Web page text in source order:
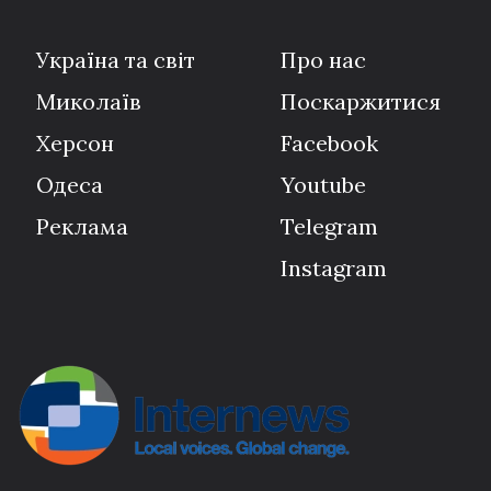
Україна та світ
Миколаїв
Херсон
Одеса
Реклама
Про нас
Поскаржитися
Facebook
Youtube
Telegram
Instagram